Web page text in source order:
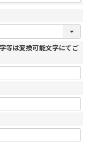
等は変換可能文字にてご